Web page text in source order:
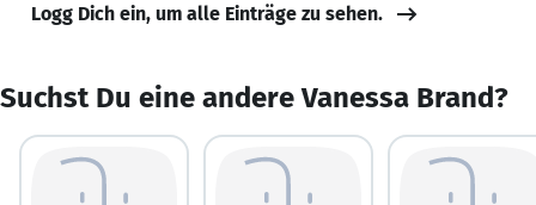
Logg Dich ein, um alle Einträge zu sehen.
Suchst Du eine andere Vanessa Brand?